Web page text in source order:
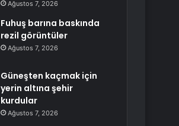
Ağustos 7, 2026
Fuhuş barına baskında
rezil görüntüler
Ağustos 7, 2026
Güneşten kaçmak için
yerin altına şehir
kurdular
Ağustos 7, 2026